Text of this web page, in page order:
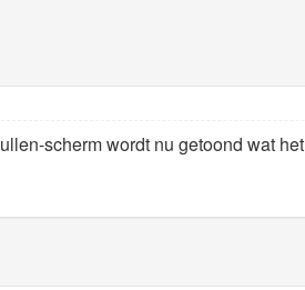
scherm wordt nu getoond wat het